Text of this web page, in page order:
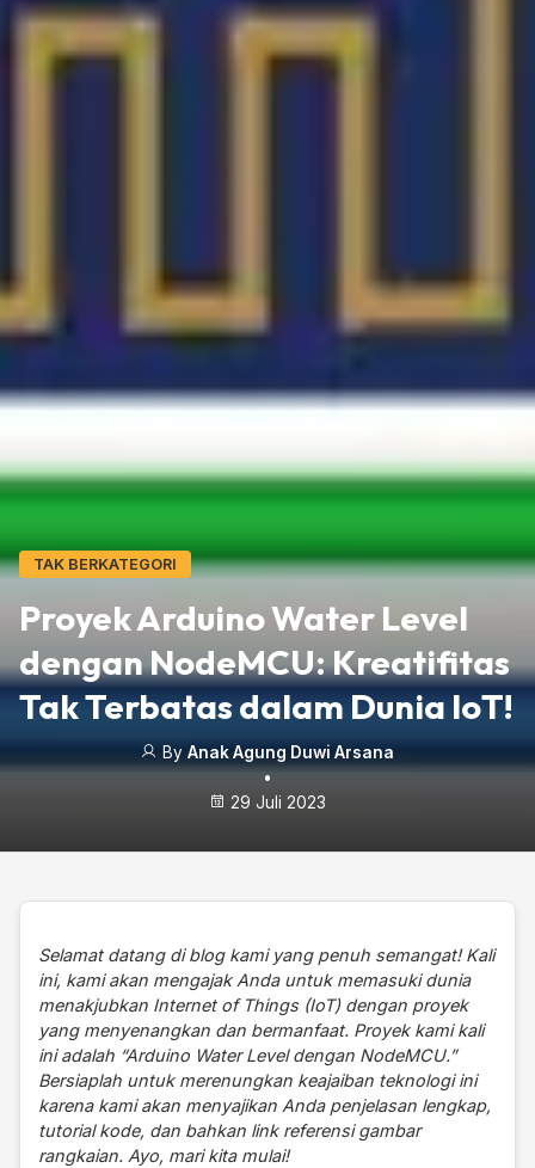
TAK BERKATEGORI
Proyek Arduino Water Level
dengan NodeMCU: Kreatifitas
Tak Terbatas dalam Dunia IoT!
By Anak Agung Duwi Arsana
•
29 Juli 2023
Selamat datang di blog kami yang penuh semangat! Kali
ini, kami akan mengajak Anda untuk memasuki dunia
menakjubkan Internet of Things (IoT) dengan proyek
yang menyenangkan dan bermanfaat. Proyek kami kali
ini adalah “Arduino Water Level dengan NodeMCU.”
Bersiaplah untuk merenungkan keajaiban teknologi ini
karena kami akan menyajikan Anda penjelasan lengkap,
tutorial kode, dan bahkan link referensi gambar
rangkaian. Ayo, mari kita mulai!